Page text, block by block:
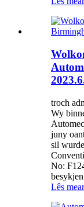
troch
Wy
juny
sil
No:
Lês mear